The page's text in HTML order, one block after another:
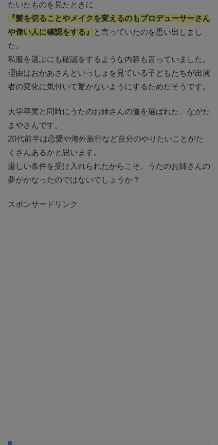
たいたものを見たときに
『髪を切ることやメイクを変えるのもプロデューサーさん
や偉い人に確認をする』
と言っていたのを思い出しまし
た。
私服を選ぶにも確認をするような内容も言っていました。
理由はおかあさんといっしょを見ている子どもたちが出演
者の変化に気付いて驚かないようにするためだそうです。
大学卒業と同時にうたのお姉さんの道を選ばれた、ながた
まやさんです。
20代前半は恋愛や海外旅行など自分のやりたいことがた
くさんあるかと思います。
厳しい条件を受け入れられたからこそ、うたのお姉さんの
夢がかなったのではないでしょうか？
スポンサードリンク